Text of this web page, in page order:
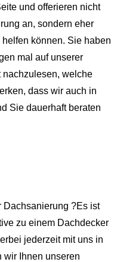
und offerieren nicht
an, sondern eher
können. Sie haben
mal auf unserer
nachzulesen, welche
dass wir auch in
Sie dauerhaft beraten
Dachsanierung ?Es ist
zu einem Dachdecker
jederzeit mit uns in
wir Ihnen unseren